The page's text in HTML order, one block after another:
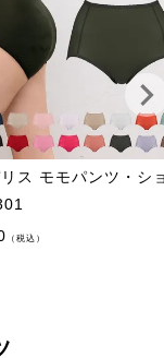
ス モモパンツ・シ
（税込）